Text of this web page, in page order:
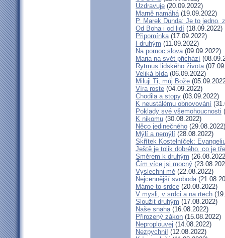
Uzdravuje (20.09.2022)
Marně namáhá(19.09.2022)
P. Marek Dunda: Je to jedno,
Od Boha i od lidí (18.09.2022)
Připomínka(17.09.2022)
I druhým (11.09.2022)
Na pomoc slova(09.09.2022)
Maria na svět přichází
Rytmus lidského života
Veliká bída(06.09.2022)
Miluji Ti, můj Bože
Víra roste (04.09.2022)
Chodila a stopy (03.09.2022)
K neustálému obnovování
Poklady své všemohoucnosti
K nikomu (30.08.2022)
Něco jedinečného (29.08.2022)
Mýlí a nemýlí (28.08.2022)
Skřítek Kostelníček:
Ještě je tolik dobrého, co je
Směrem k druhým
Čím více jsi mocný
Vyslechni mě (22.08.2022)
Nejcennější svoboda
Máme to srdce (20.08.2022)
V mysli, v srdci a na rtech
Sloužit druhým (17.08.2022)
Naše snaha(16.08.2022)
Přirozený zákon (15.08.2022)
Neproplouvej (14.08.2022)
Nezpychni! (12.08.2022)